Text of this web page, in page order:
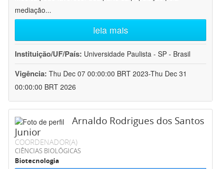
mediação...
leia mais
Instituição/UF/País: Universidade Paulista - SP - Brasil
Vigência: Thu Dec 07 00:00:00 BRT 2023-Thu Dec 31
00:00:00 BRT 2026
Arnaldo Rodrigues dos Santos
Junior
COORDENADOR(A)
CIÊNCIAS BIOLÓGICAS
Biotecnologia